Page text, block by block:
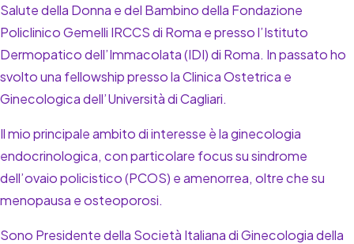
Salute della Donna e del Bambino della Fondazione
Policlinico Gemelli IRCCS di Roma e presso l’Istituto
Dermopatico dell’Immacolata (IDI) di Roma. In passato ho
svolto una fellowship presso la Clinica Ostetrica e
Ginecologica dell’Università di Cagliari.
Il mio principale ambito di interesse è la ginecologia
endocrinologica, con particolare focus su sindrome
dell’ovaio policistico (PCOS) e amenorrea, oltre che su
menopausa e osteoporosi.
Sono Presidente della Società Italiana di Ginecologia della